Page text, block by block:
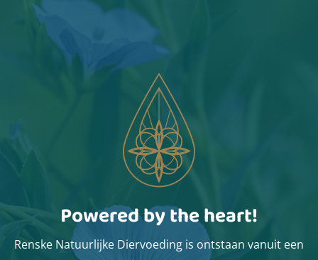
Powered by the heart!
Renske Natuurlijke Diervoeding is ontstaan vanuit een